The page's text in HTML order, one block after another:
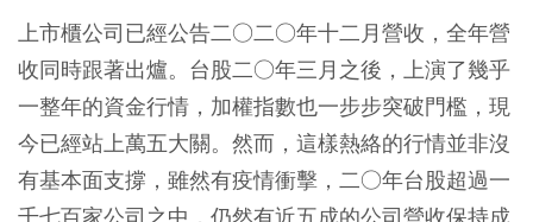
上市櫃公司已經公告二○二○年十二月營收，全年營
收同時跟著出爐。台股二○年三月之後，上演了幾乎
一整年的資金行情，加權指數也一步步突破門檻，現
今已經站上萬五大關。然而，這樣熱絡的行情並非沒
有基本面支撐，雖然有疫情衝擊，二○年台股超過一
千七百家公司之中，仍然有近五成的公司營收保持成